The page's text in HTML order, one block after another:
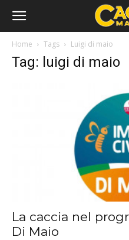
Home Tags Luigi di maio
Tag: luigi di maio
La caccia nel
Di Maio